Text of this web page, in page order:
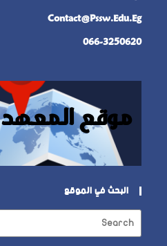
Contact@pssw.edu.eg
066-3250620
موقع المعهد
البحث في الموقع